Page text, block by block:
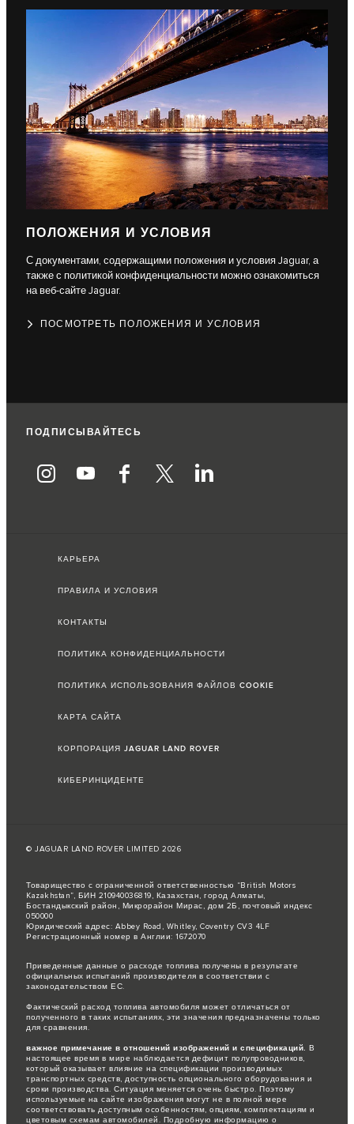
ПОЛОЖЕНИЯ И УСЛОВИЯ
С документами, содержащими положения и условия Jaguar, а
также с политикой конфиденциальности можно ознакомиться
на веб-сайте Jaguar.
ПОСМОТРЕТЬ ПОЛОЖЕНИЯ И УСЛОВИЯ
ПОДПИСЫВАЙТЕСЬ
КАРЬЕРА
ПРАВИЛА И УСЛОВИЯ
КОНТАКТЫ
ПОЛИТИКА КОНФИДЕНЦИАЛЬНОСТИ
ПОЛИТИКА ИСПОЛЬЗОВАНИЯ ФАЙЛОВ COOKIE
КАРТА САЙТА
КОРПОРАЦИЯ JAGUAR LAND ROVER
КИБЕРИНЦИДЕНТЕ
© JAGUAR LAND ROVER LIMITED 2026
Товарищество с ограниченной ответственностью “British Motors
Kazakhstan”, БИН 210940036819, Казахстан, город Алматы,
Бостандыкский район, Микрорайон Мирас, дом 2Б, почтовый индекс
050000
Юридический адрес: Abbey Road, Whitley, Coventry CV3 4LF
Регистрационный номер в Англии: 1672070
Приведенные данные о расходе топлива получены в результате
официальных испытаний производителя в соответствии с
законодательством ЕС.
Фактический расход топлива автомобиля может отличаться от
полученного в таких испытаниях, эти значения предназначены только
для сравнения.
важное примечание в отношений изображений и спецификаций. В
настоящее время в мире наблюдается дефицит полупроводников,
который оказывает влияние на спецификации производимых
транспортных средств, доступность опционального оборудования и
сроки производства. Ситуация меняется очень быстро. Поэтому
используемые на сайте изображения могут не в полной мере
соответствовать доступным особенностям, опциям, комплектациям и
цветовым схемам автомобилей. Подробную информацию о